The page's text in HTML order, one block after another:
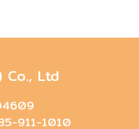
Ltd
911-1010